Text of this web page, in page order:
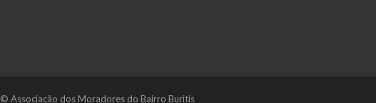
© Associação dos Moradores do Bairro Buritis